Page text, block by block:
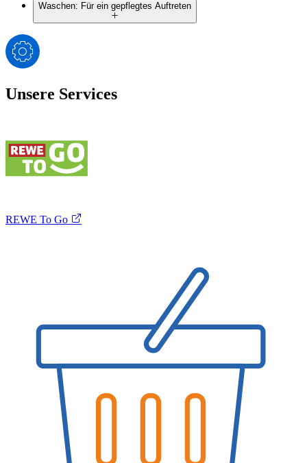
Waschen: Für ein gepflegtes Auftreten
Unsere Services
REWE To Go